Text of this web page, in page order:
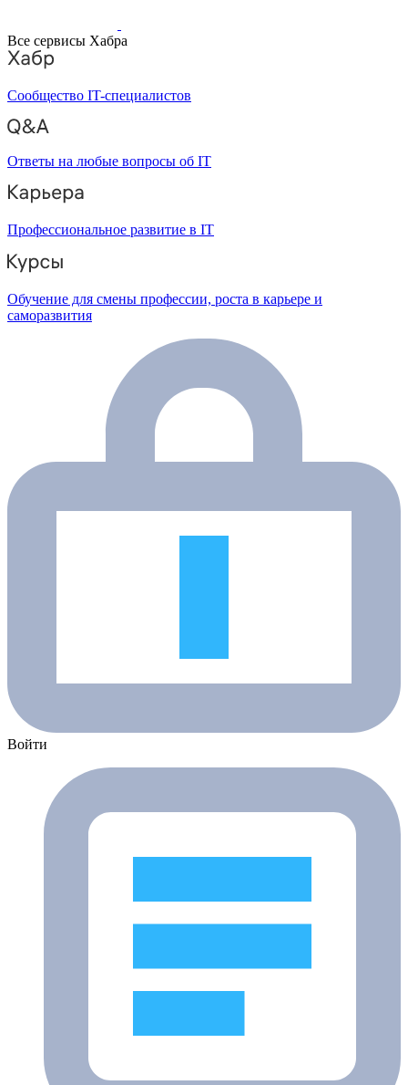
Все сервисы Хабра
Сообщество IT-специалистов
Ответы на любые вопросы об IT
Профессиональное развитие в IT
Обучение для смены профессии, роста в карьере и
саморазвития
Войти